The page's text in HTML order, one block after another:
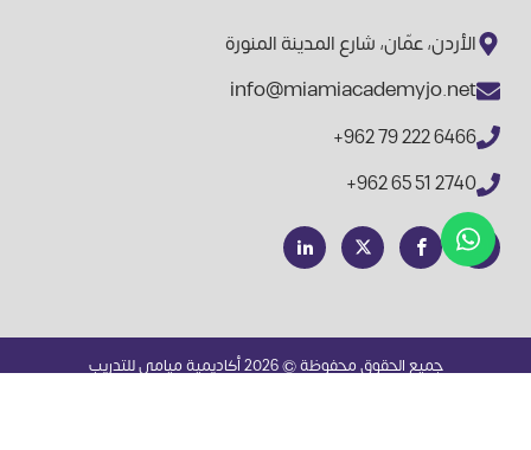
الأردن، عمّان، شارع المدينة المنورة
info@miamiacademyjo.net
+962 79 222 6466
+962 65 51 2740
جميع الحقوق محفوظة © 2026 أكاديمية ميامي للتدريب